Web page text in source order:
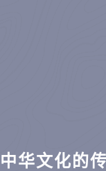
华文化的